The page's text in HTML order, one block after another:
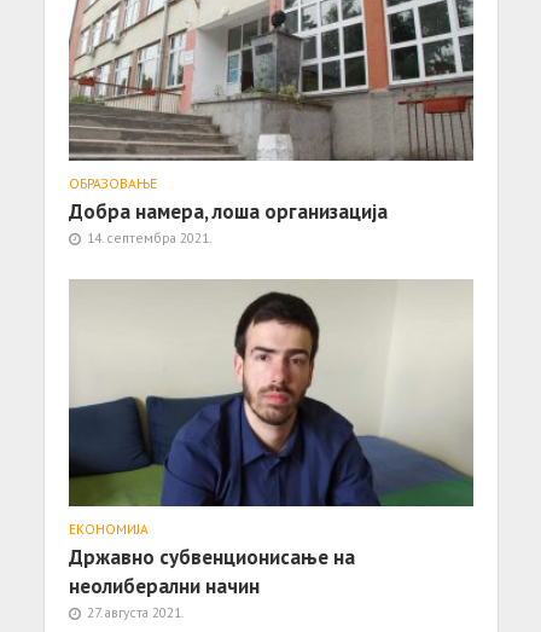
ОБРАЗОВАЊЕ
Добра намера, лоша организација
14. септембра 2021.
ЕКОНОМИЈА
Државно субвенционисање на
неолиберални начин
27. августа 2021.